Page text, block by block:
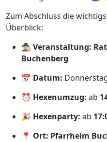
Zum Abschluss die
Überblick:
🧙‍♀️ Veranstaltung:
Buchenberg
📅 Datum:
⏰ Hexenumzug: ab
🎉 Hexenparty: ab
📍 Ort: Pfarrheim